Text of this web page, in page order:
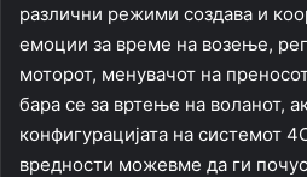
различни режими создава и
емоции за време на возење,
моторот, менувачот на
бара се за вртење на воланот,
конфигурацијата на системот
вредности можевме да ги